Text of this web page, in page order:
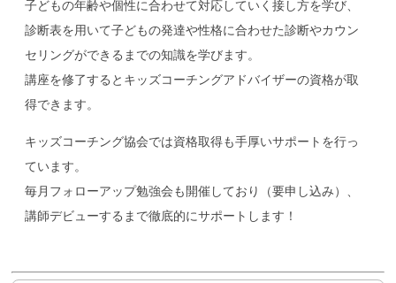
子どもの年齢や個性に合わせて対応していく接し方を学び、
診断表を用いて子どもの発達や性格に合わせた診断やカウン
セリングができるまでの知識を学びます。
講座を修了するとキッズコーチングアドバイザーの資格が取
得できます。
キッズコーチング協会では資格取得も手厚いサポートを行っ
ています。
毎月フォローアップ勉強会も開催しており（要申し込み）、
講師デビューするまで徹底的にサポートします！